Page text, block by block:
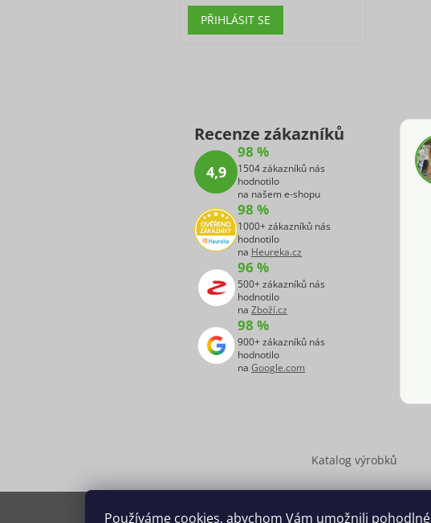
Používáme cookies, abychom Vám umožnili pohodlné
PŘIHLÁSIT SE
Recenze zákazníků
4,9
98 %
1504 zákazníků nás
hodnotilo
na našem e-shopu
98 %
1000+ zákazníků nás
hodnotilo
na Heureka.cz
96 %
500+ zákazníků nás
hodnotilo
na Zboží.cz
98 %
900+ zákazníků nás
hodnotilo
na Google.com
Katalog výrobků